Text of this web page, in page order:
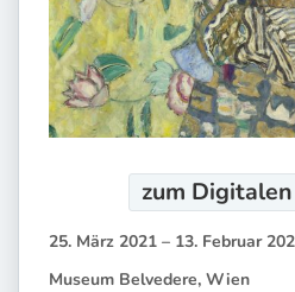
zum Digitalen
25. März 2021 – 13. Februar
Museum Belvedere, Wien